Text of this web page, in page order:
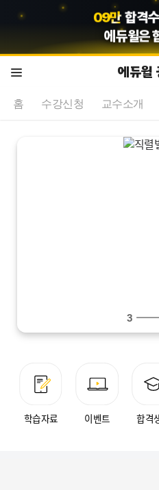
13만 합격
에듀윌은
에듀윌
홈 수강신청 교수소개
3
학습자료 이벤트 합격